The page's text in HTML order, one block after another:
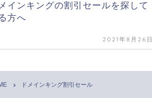
インキングの割引セールを探して
方へ
2021年8月26日
ドメインキング割引セール